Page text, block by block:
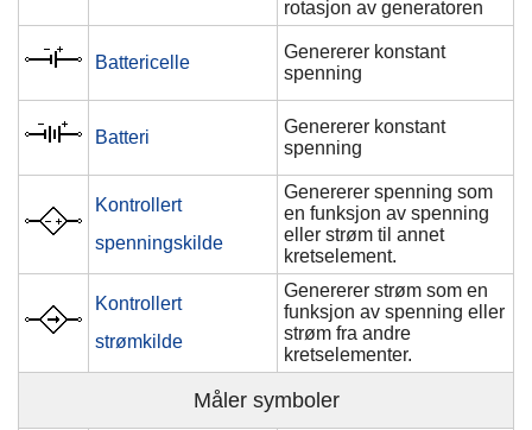
rotasjon av generatoren
Battericelle
Genererer konstant
spenning
Batteri
Genererer konstant
spenning
Kontrollert
spenningskilde
Genererer spenning som
en funksjon av spenning
eller strøm til annet
kretselement.
Kontrollert
strømkilde
Genererer strøm som en
funksjon av spenning eller
strøm fra andre
kretselementer.
Måler symboler